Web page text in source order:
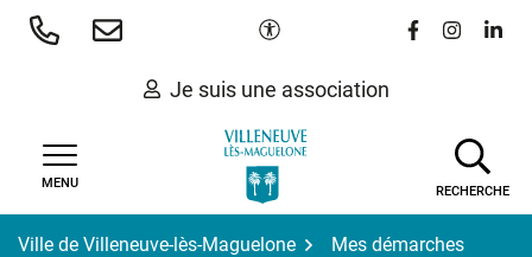
Aller
Paramètres d'accessibilité
Lien vers le
Lien vers
Lien
Je suis une association
MENU
RECHERCHE
Ville de Villeneuve-lès-Maguelone
Mes démarches